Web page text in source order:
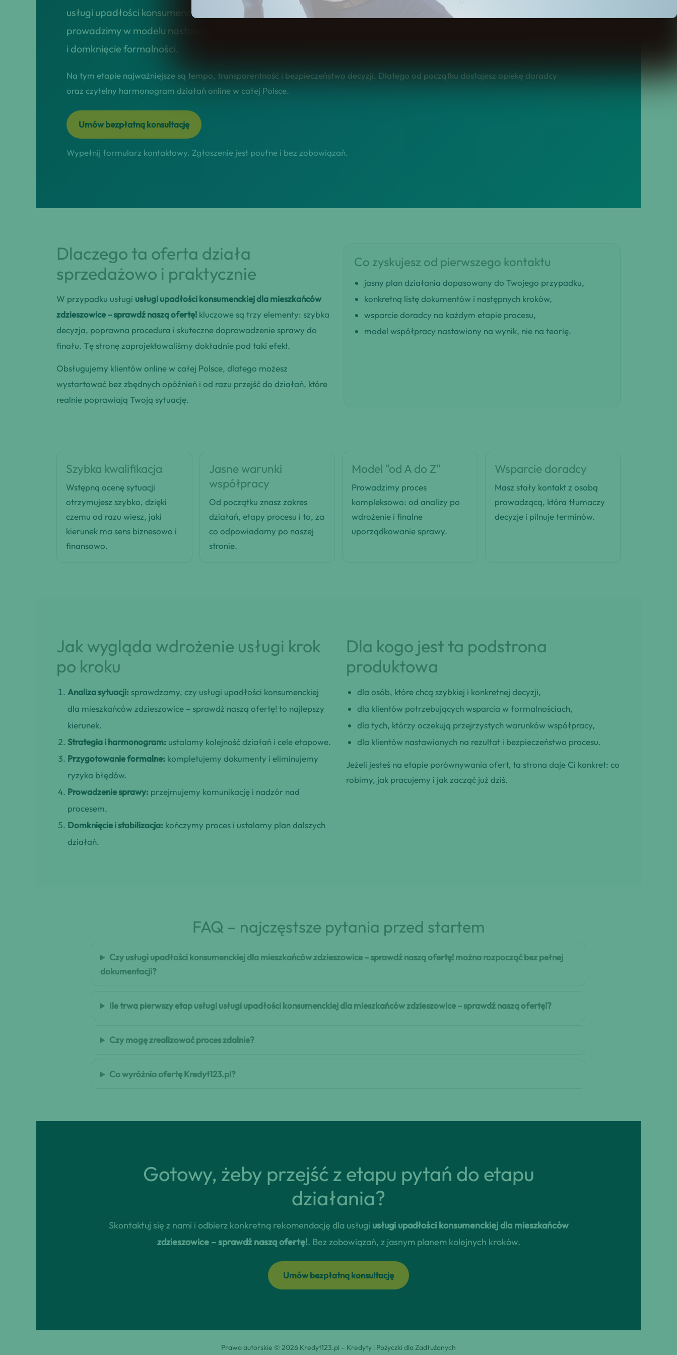
usługi upadłości konsumenckiej dla mieszkańców zdzieszowice – sprawdź naszą ofertę! to usługa, którą
prowadzimy w modelu nastawionym na wynik: diagnoza sytuacji, dobór rozwiązania, przeprowadzenie procesu
i domknięcie formalności.
Na tym etapie najważniejsze są tempo, transparentność i bezpieczeństwo decyzji. Dlatego od początku dostajesz opiekę doradcy
oraz czytelny harmonogram działań online w całej Polsce.
Umów bezpłatną konsultację
Wypełnij formularz kontaktowy. Zgłoszenie jest poufne i bez zobowiązań.
Dlaczego ta oferta działa
sprzedażowo i praktycznie
W przypadku usługi usługi upadłości konsumenckiej dla mieszkańców
zdzieszowice – sprawdź naszą ofertę! kluczowe są trzy elementy: szybka
decyzja, poprawna procedura i skuteczne doprowadzenie sprawy do
finału. Tę stronę zaprojektowaliśmy dokładnie pod taki efekt.
Obsługujemy klientów online w całej Polsce, dlatego możesz
wystartować bez zbędnych opóźnień i od razu przejść do działań, które
realnie poprawiają Twoją sytuację.
Co zyskujesz od pierwszego kontaktu
jasny plan działania dopasowany do Twojego przypadku,
konkretną listę dokumentów i następnych kroków,
wsparcie doradcy na każdym etapie procesu,
model współpracy nastawiony na wynik, nie na teorię.
Szybka kwalifikacja
Wstępną ocenę sytuacji
otrzymujesz szybko, dzięki
czemu od razu wiesz, jaki
kierunek ma sens biznesowo i
finansowo.
Jasne warunki
współpracy
Od początku znasz zakres
działań, etapy procesu i to, za
co odpowiadamy po naszej
stronie.
Model "od A do Z"
Prowadzimy proces
kompleksowo: od analizy po
wdrożenie i finalne
uporządkowanie sprawy.
Wsparcie doradcy
Masz stały kontakt z osobą
prowadzącą, która tłumaczy
decyzje i pilnuje terminów.
Jak wygląda wdrożenie usługi krok
po kroku
Analiza sytuacji: sprawdzamy, czy usługi upadłości konsumenckiej
dla mieszkańców zdzieszowice – sprawdź naszą ofertę! to najlepszy
kierunek.
Strategia i harmonogram: ustalamy kolejność działań i cele etapowe.
Przygotowanie formalne: kompletujemy dokumenty i eliminujemy
ryzyka błędów.
Prowadzenie sprawy: przejmujemy komunikację i nadzór nad
procesem.
Domknięcie i stabilizacja: kończymy proces i ustalamy plan dalszych
działań.
Dla kogo jest ta podstrona
produktowa
dla osób, które chcą szybkiej i konkretnej decyzji,
dla klientów potrzebujących wsparcia w formalnościach,
dla tych, którzy oczekują przejrzystych warunków współpracy,
dla klientów nastawionych na rezultat i bezpieczeństwo procesu.
Jeżeli jesteś na etapie porównywania ofert, ta strona daje Ci konkret: co
robimy, jak pracujemy i jak zacząć już dziś.
FAQ – najczęstsze pytania przed startem
Czy usługi upadłości konsumenckiej dla mieszkańców zdzieszowice – sprawdź naszą ofertę! można rozpocząć bez pełnej
dokumentacji?
Ile trwa pierwszy etap usługi usługi upadłości konsumenckiej dla mieszkańców zdzieszowice – sprawdź naszą ofertę!?
Czy mogę zrealizować proces zdalnie?
Co wyróżnia ofertę Kredyt123.pl?
Gotowy, żeby przejść z etapu pytań do etapu
działania?
Skontaktuj się z nami i odbierz konkretną rekomendację dla usługi usługi upadłości konsumenckiej dla mieszkańców
zdzieszowice – sprawdź naszą ofertę!. Bez zobowiązań, z jasnym planem kolejnych kroków.
Umów bezpłatną konsultację
Prawa autorskie © 2026 Kredyt123.pl – Kredyty i Pożyczki dla Zadłużonych